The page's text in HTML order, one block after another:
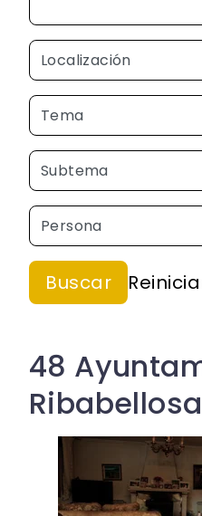
48
Ribabellosa